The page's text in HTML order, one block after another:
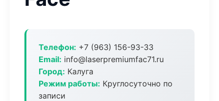
Телефон: +7 (963) 156-93-33
Email: info@laserpremiumfac71.ru
Город: Калуга
Режим работы: Круглосуточно по
записи